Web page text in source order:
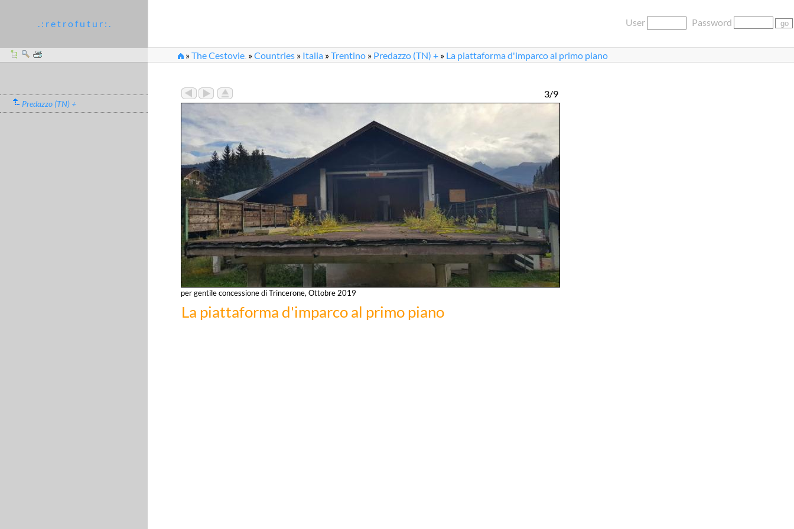
. : r e t r o f u t u r : . User Password
»The Cestovie »Countries » Italia »Trentino » Predazzo (TN) + » La piattaforma d'imparco al primo piano
Predazzo (TN) +
3/9
per gentile concessione di Trincerone, Ottobre 2019
La piattaforma d'imparco al primo piano